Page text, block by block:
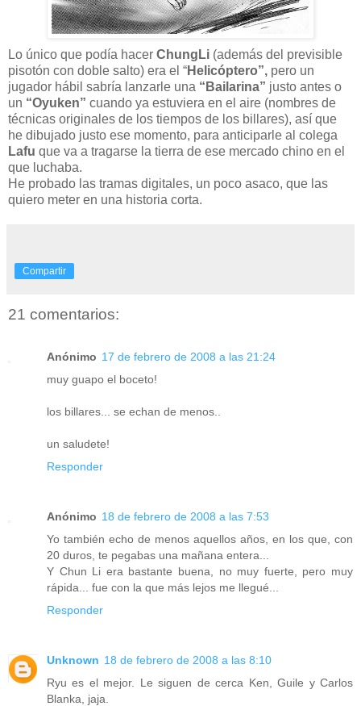
Lo único que podía hacer ChungLi (además del previsible
pisotón con doble salto) era el “Helicóptero”, pero un
jugador hábil sabría lanzarle una “Bailarina” justo antes o
un “Oyuken” cuando ya estuviera en el aire (nombres de
técnicas originales de los tiempos de los billares), así que
he dibujado justo ese momento, para anticiparle al colega
Lafu que va a tragarse la tierra de ese mercado chino en el
que luchaba.
He probado las tramas digitales, un poco asaco, que las
quiero meter en una historia corta.
Compartir
21 comentarios:
Anónimo 17 de febrero de 2008 a las 21:24
muy guapo el boceto!
los billares... se echan de menos..
un saludete!
Responder
Anónimo 18 de febrero de 2008 a las 7:53
Yo también echo de menos aquellos años, en los que, con
20 duros, te pegabas una mañana entera...
Y Chun Li era bastante buena, no muy fuerte, pero muy
rápida... fue con la que más lejos me llegué...
Responder
Unknown 18 de febrero de 2008 a las 8:10
Ryu es el mejor. Le siguen de cerca Ken, Guile y Carlos
Blanka, jaja.